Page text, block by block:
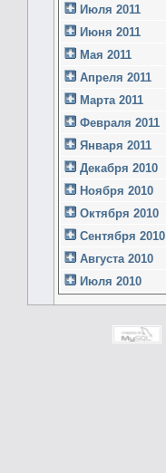
Июля 2011
Июня 2011
Мая 2011
Апреля 2011
Марта 2011
Февраля 2011
Января 2011
Декабря 2010
Ноября 2010
Октября 2010
Сентября 2010
Августа 2010
Июля 2010